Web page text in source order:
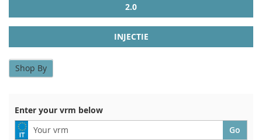
2.0
INJECTIE
Enter your vrm below
Shop By